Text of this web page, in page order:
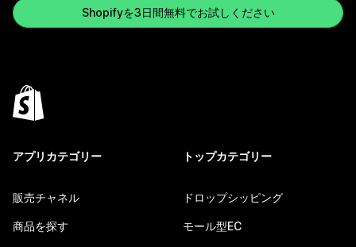
Shopifyを3日間無料でお試しください
アプリカテゴリー
販売チャネル
商品を探す
トップカテゴリー
ドロップシッピング
モール型EC